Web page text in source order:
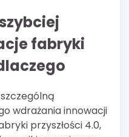
fabryki
wdrażania innowacji
przyszłości 4.0,